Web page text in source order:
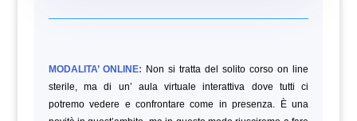
MODALITA’ ONLINE: Non si tratta del solito corso on line
sterile, ma di un’ aula virtuale interattiva dove tutti ci
potremo vedere e confrontare come in presenza. È una